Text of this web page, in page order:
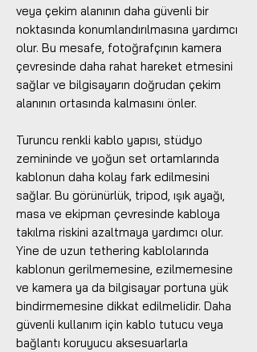
veya çekim alanının daha güvenli bir
noktasında konumlandırılmasına yardımcı
olur. Bu mesafe, fotoğrafçının kamera
çevresinde daha rahat hareket etmesini
sağlar ve bilgisayarın doğrudan çekim
alanının ortasında kalmasını önler.
Turuncu renkli kablo yapısı, stüdyo
zemininde ve yoğun set ortamlarında
kablonun daha kolay fark edilmesini
sağlar. Bu görünürlük, tripod, ışık ayağı,
masa ve ekipman çevresinde kabloya
takılma riskini azaltmaya yardımcı olur.
Yine de uzun tethering kablolarında
kablonun gerilmemesine, ezilmemesine
ve kamera ya da bilgisayar portuna yük
bindirmemesine dikkat edilmelidir. Daha
güvenli kullanım için kablo tutucu veya
bağlantı koruyucu aksesuarlarla